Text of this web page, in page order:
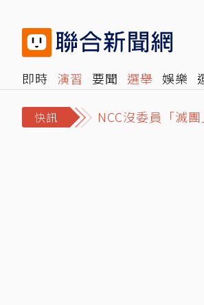
即時 演習 要聞 選舉 娛樂
快訊
NCC沒委員「滅
白海豚颱風「先